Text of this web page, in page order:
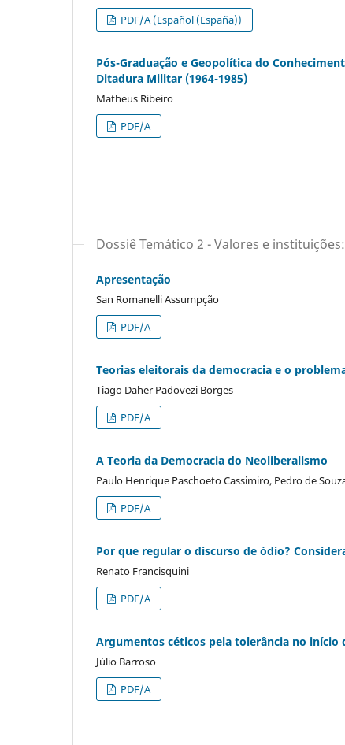
PDF/A (Español (España))
Pós-Graduação e Geopolítica do
Ditadura Militar (1964-1985)
Matheus Ribeiro
PDF/A
Dossiê Temático 2 - Valores e
Apresentação
San Romanelli Assumpção
PDF/A
Teorias eleitorais da democracia e o
Tiago Daher Padovezi Borges
PDF/A
A Teoria da Democracia do Neoliberalismo
Paulo Henrique Paschoeto Cassimiro, Pedro de
PDF/A
Por que regular o discurso de ódio?
Renato Francisquini
PDF/A
Argumentos céticos pela tolerância no início
Júlio Barroso
PDF/A